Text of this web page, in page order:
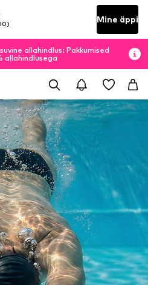
Mine äppi
allahindlus: Pakkumised
allahindlusega